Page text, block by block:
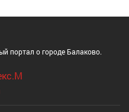
портал о городе Балаково.